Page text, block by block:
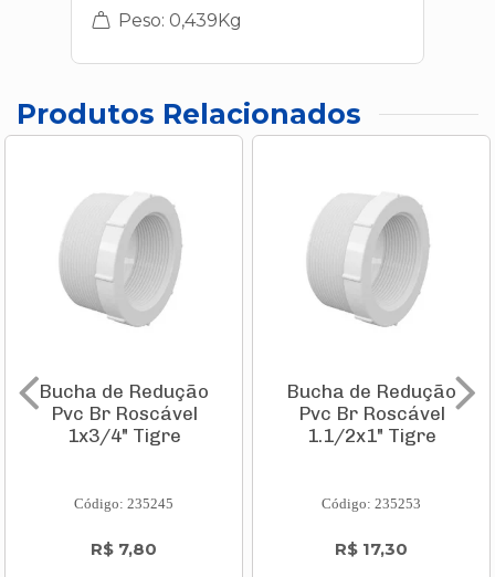
Peso: 0,439Kg
Produtos Relacionados
Bucha de Redução
Pvc Br Roscável
1x3/4" Tigre
Código: 235245
R$ 7,80
Bucha de Redução
Pvc Br Roscável
1.1/2x1" Tigre
Código: 235253
R$ 17,30